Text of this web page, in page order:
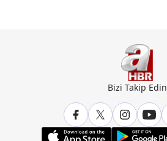
Bizi Takip Edin